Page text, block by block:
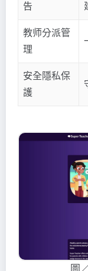
告
教师分派管
理
安全隱私保
護
圖